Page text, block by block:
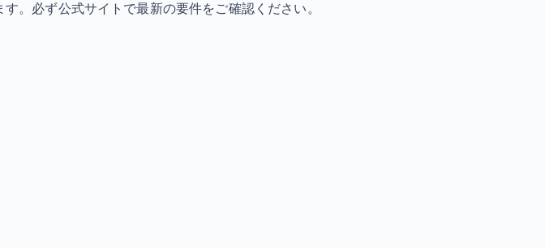
。必ず公式サイトで最新の要件をご確認ください。